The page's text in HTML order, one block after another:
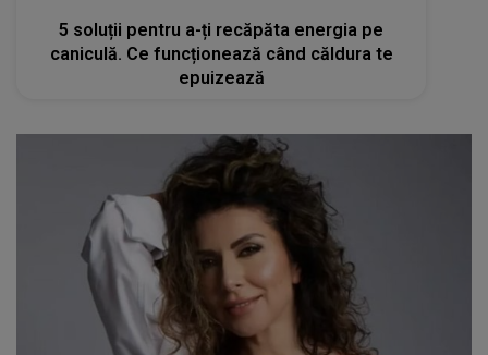
5 soluții pentru a-ți recăpăta energia pe
caniculă. Ce funcționează când căldura te
epuizează